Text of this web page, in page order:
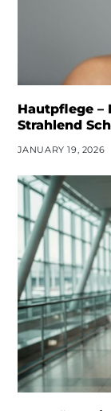
Hautpflege –
Strahlend
JANUARY 19, 2026